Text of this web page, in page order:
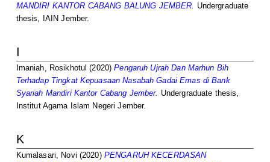
MANDIRI KANTOR CABANG BALUNG JEMBER.
Undergraduate
thesis, IAIN Jember.
I
Imaniah, Rosikhotul (2020)Pengaruh Ujrah Dan Marhun Bih
Terhadap Tingkat Kepuasaan Nasabah Gadai Emas di Bank
Syariah Mandiri Kantor Cabang Jember. Undergraduate thesis,
Institut Agama Islam Negeri Jember.
K
Kumalasari, Novi (2020) PENGARUH KECERDASAN